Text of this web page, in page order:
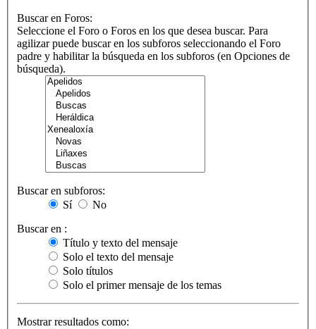
Buscar en Foros:
Seleccione el Foro o Foros en los que desea buscar. Para
agilizar puede buscar en los subforos seleccionando el Foro
padre y habilitar la búsqueda en los subforos (en Opciones de
búsqueda).
Buscar en subforos:
Sí
No
Buscar en :
Título y texto del mensaje
Solo el texto del mensaje
Solo títulos
Solo el primer mensaje de los temas
Mostrar resultados como: